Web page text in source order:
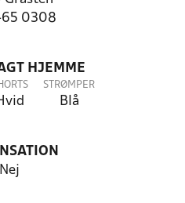
0308
HJEMME
STRØMPER
Blå
Nej